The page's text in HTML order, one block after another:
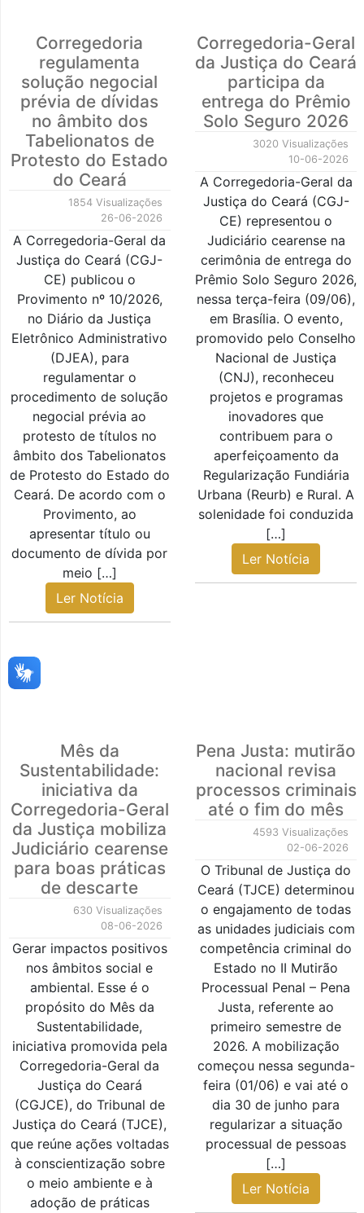
Corregedoria
regulamenta
solução negocial
prévia de dívidas
no âmbito dos
Tabelionatos de
Protesto do Estado
do Ceará
1854 Visualizações
26-06-2026
A Corregedoria-Geral da
Justiça do Ceará (CGJ-
CE) publicou o
Provimento nº 10/2026,
no Diário da Justiça
Eletrônico Administrativo
(DJEA), para
regulamentar o
procedimento de solução
negocial prévia ao
protesto de títulos no
âmbito dos Tabelionatos
de Protesto do Estado do
Ceará. De acordo com o
Provimento, ao
apresentar título ou
documento de dívida por
meio […]
Ler Notícia
Corregedoria-Geral
da Justiça do Ceará
participa da
entrega do Prêmio
Solo Seguro 2026
3020 Visualizações
10-06-2026
A Corregedoria-Geral da
Justiça do Ceará (CGJ-
CE) representou o
Judiciário cearense na
cerimônia de entrega do
Prêmio Solo Seguro 2026,
nessa terça-feira (09/06),
em Brasília. O evento,
promovido pelo Conselho
Nacional de Justiça
(CNJ), reconheceu
projetos e programas
inovadores que
contribuem para o
aperfeiçoamento da
Regularização Fundiária
Urbana (Reurb) e Rural. A
solenidade foi conduzida
[…]
Ler Notícia
Mês da
Sustentabilidade:
iniciativa da
Corregedoria-Geral
da Justiça mobiliza
Judiciário cearense
para boas práticas
de descarte
630 Visualizações
08-06-2026
Gerar impactos positivos
nos âmbitos social e
ambiental. Esse é o
propósito do Mês da
Sustentabilidade,
iniciativa promovida pela
Corregedoria-Geral da
Justiça do Ceará
(CGJCE), do Tribunal de
Justiça do Ceará (TJCE),
que reúne ações voltadas
à conscientização sobre
o meio ambiente e à
adoção de práticas
Pena Justa: mutirão
nacional revisa
processos criminais
até o fim do mês
4593 Visualizações
02-06-2026
O Tribunal de Justiça do
Ceará (TJCE) determinou
o engajamento de todas
as unidades judiciais com
competência criminal do
Estado no II Mutirão
Processual Penal – Pena
Justa, referente ao
primeiro semestre de
2026. A mobilização
começou nessa segunda-
feira (01/06) e vai até o
dia 30 de junho para
regularizar a situação
processual de pessoas
[…]
Ler Notícia